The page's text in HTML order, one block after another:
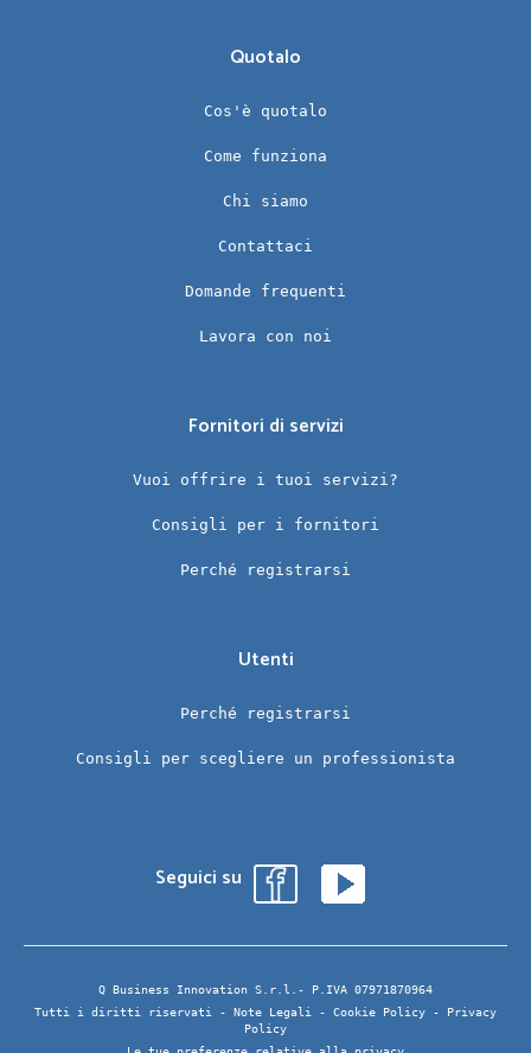
Quotalo
Cos'è quotalo
Come funziona
Chi siamo
Contattaci
Domande frequenti
Lavora con noi
Fornitori di servizi
Vuoi offrire i tuoi servizi?
Consigli per i fornitori
Perché registrarsi
Utenti
Perché registrarsi
Consigli per scegliere un professionista
Seguici su
Q Business Innovation S.r.l.- P.IVA 07971870964
Tutti i diritti riservati - Note Legali - Cookie Policy -
Privacy
Policy